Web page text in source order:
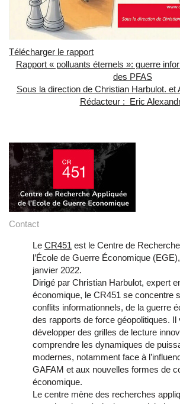
Télécharger le rapport
Rapport « polluants éternels »: guerre
des PFAS
Sous la direction de Christian Harbulot. et
Rédacteur : Eric
Contact
Le CR451 est le Centre de
l’École de Guerre Économique
janvier 2022.
Dirigé par Christian Harbulot, expert
économique, le CR451 se concentre
conflits informationnels, de la guerre
des rapports de force géopolitiques. Il
développer des grilles de lecture
comprendre les dynamiques de
modernes, notamment face à
GAFAM et aux nouvelles formes de
économique.
Le centre mène des recherches